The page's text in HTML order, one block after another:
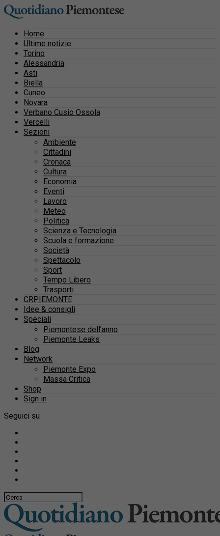
Home
Ultime notizie
Torino
Alessandria
Asti
Biella
Cuneo
Novara
Verbano Cusio Ossola
Vercelli
Sezioni
Ambiente
Cittadini
Cronaca
Cultura
Economia
Eventi
Lavoro
Meteo
Politica
Scienza e Tecnologia
Scuola e formazione
Società
Spettacolo
Sport
Tempo Libero
Trasporti
CRPIEMONTE
Idee & consigli
Speciali
Piemontese dell’anno
Piemonte Leaks
Blog
Network
Piemonte Expo
Massa Critica
Shop
Sign in
Seguici su